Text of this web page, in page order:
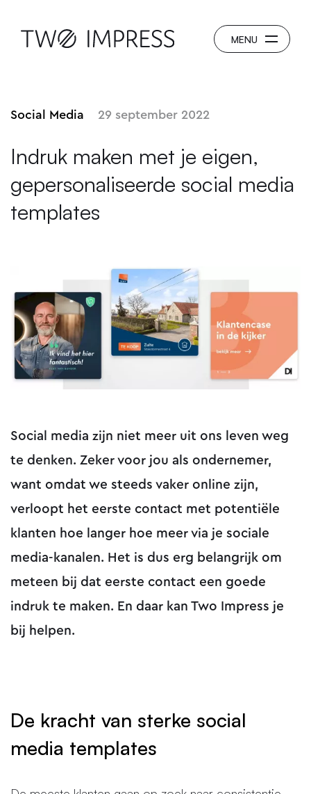
Social Media 29 september 2022
Indruk maken met je eigen,
gepersonaliseerde social media
templates
Social media zijn niet meer uit ons leven weg
te denken. Zeker voor jou als ondernemer,
want omdat we steeds vaker online zijn,
verloopt het eerste contact met potentiële
klanten hoe langer hoe meer via je sociale
media-kanalen. Het is dus erg belangrijk om
meteen bij dat eerste contact een goede
indruk te maken. En daar kan Two Impress je
bij helpen.
De kracht van sterke social
media templates